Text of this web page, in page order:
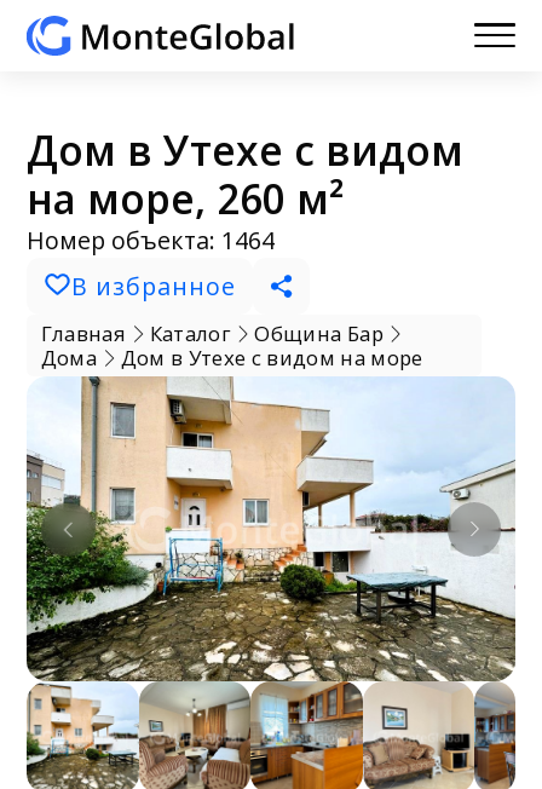
Дом в Утехе с видом
на море, 260 м²
Номер объекта: 1464
В избранное
Главная Каталог
Община Бар
Дома
Дом в Утехе с видом на море